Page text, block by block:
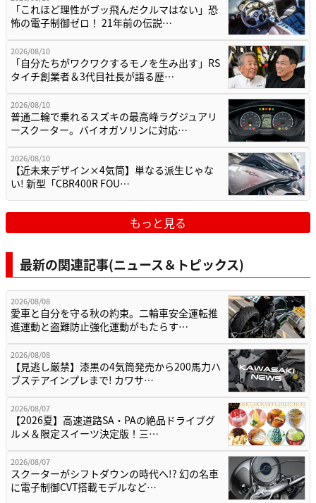
「これほど理性がブッ飛んだクルマはない」恐
怖の電子制御ゼロ！ 21年前の伝説…
2026/08/10
「自分たちがワクワクするモノを生み出す」RS
タイチ創業者＆3代目社長が語る歴…
2026/08/10
普通二輪で乗れるスズキの最高峰ラグジュアリ
ースクーター。バイオガソリンに対応…
2026/08/10
【近未来デザイン×4気筒】単なる派生じゃな
い! 新型「CBR400R FOU…
もっと見る
最新の関連記事(ニュース＆トピックス)
2026/08/08
愛車と自分を守る秋の約束。二輪車安全運転推
進運動と盗難防止強化運動がもたらす…
2026/08/08
【見逃し厳禁】漆黒の4気筒発売から200馬力ハ
ブステアインプレまで! カワサ…
2026/08/07
【2026夏】高速道路SA・PAの絶品ドライブグ
ルメ＆限定スイーツ決定版！三…
2026/08/07
スクーターがシフトダウンの時代へ!? 幻の名車
に電子制御CVT搭載モデルなど…